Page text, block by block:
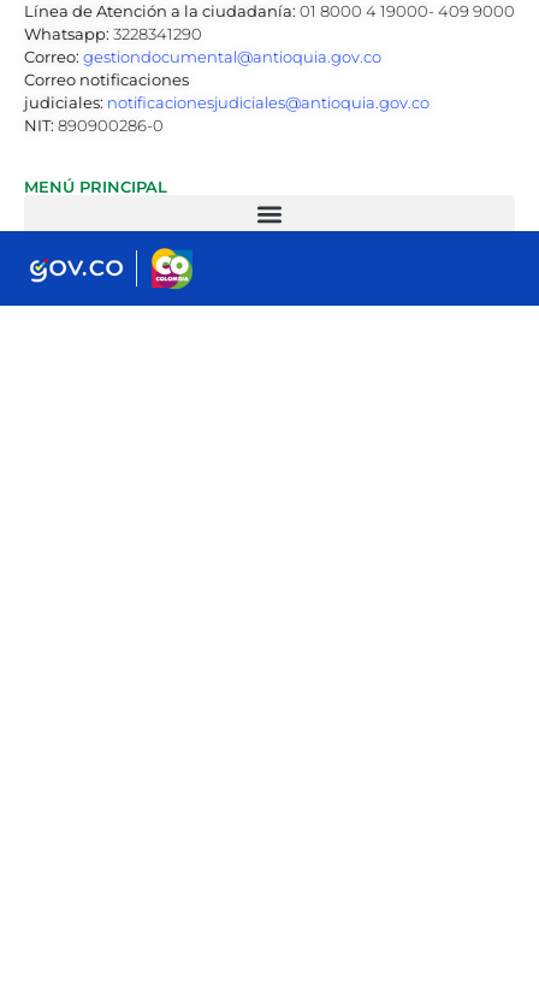
Línea de Atención a la ciudadanía: 01 8000 4 19000- 409 9000
Whatsapp: 3228341290
Correo: gestiondocumental@antioquia.gov.co
Correo notificaciones
judiciales: notificacionesjudiciales@antioquia.gov.co
NIT: 890900286-0
MENÚ PRINCIPAL